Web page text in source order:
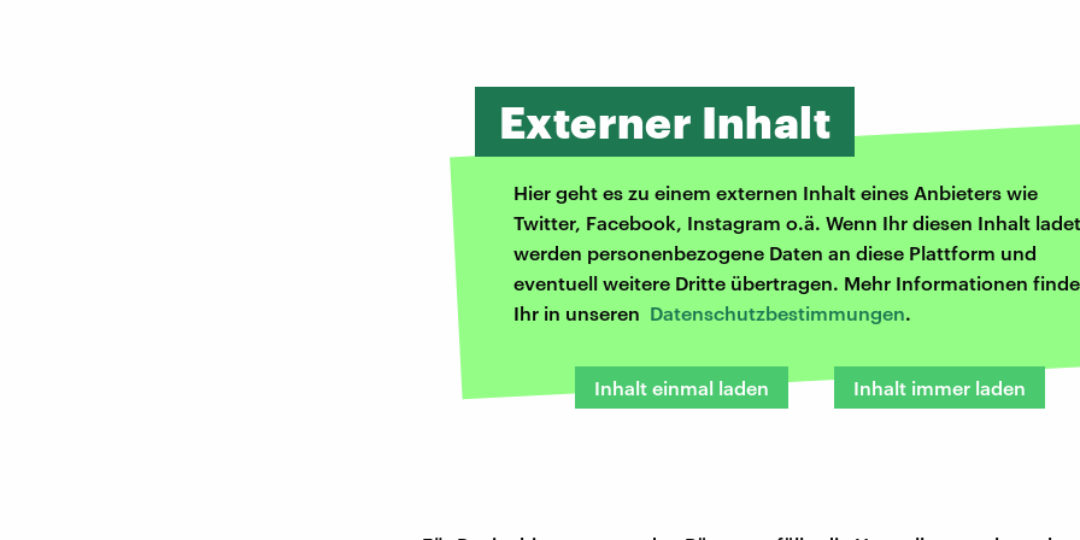
Externer Inhalt
Hier geht es zu einem externen Inhalt eines Anbieters wie
Twitter, Facebook, Instagram o.ä. Wenn Ihr diesen Inhalt
werden personenbezogene Daten an diese Plattform und
eventuell weitere Dritte übertragen. Mehr Informationen
Ihr in unseren Datenschutzbestimmungen.
Inhalt einmal laden Inhalt immer laden